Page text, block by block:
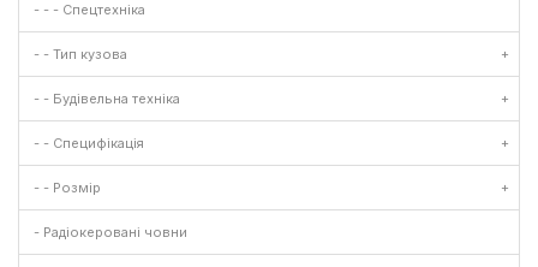
- - - Спецтехніка
- - Тип кузова +
- - Будівельна техніка +
- - Специфікація +
- - Розмір +
- Радіокеровані човни